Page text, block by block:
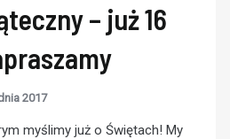
– już 16
2017
myślimy już o Świętach! My